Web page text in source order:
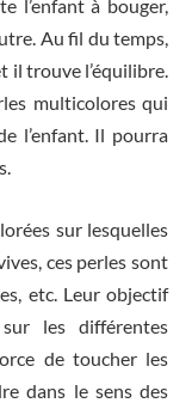
l’enfant à bouger,
Au fil du temps,
il trouve l’équilibre.
multicolores qui
l’enfant. Il pourra
sur lesquelles
ces perles sont
etc. Leur objectif
les différentes
de toucher les
dans le sens des